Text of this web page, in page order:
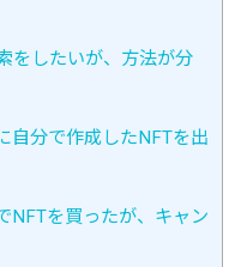
をしたいが、方法が分
自分で作成したNFTを出
NFTを買ったが、キャン